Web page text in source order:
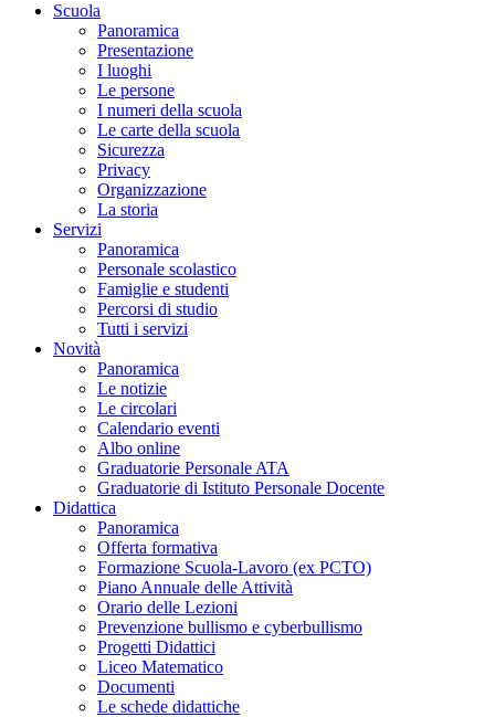
Scuola
Panoramica
Presentazione
I luoghi
Le persone
I numeri della scuola
Le carte della scuola
Sicurezza
Privacy
Organizzazione
La storia
Servizi
Panoramica
Personale scolastico
Famiglie e studenti
Percorsi di studio
Tutti i servizi
Novità
Panoramica
Le notizie
Le circolari
Calendario eventi
Albo online
Graduatorie Personale ATA
Graduatorie di Istituto Personale Docente
Didattica
Panoramica
Offerta formativa
Formazione Scuola-Lavoro (ex PCTO)
Piano Annuale delle Attività
Orario delle Lezioni
Prevenzione bullismo e cyberbullismo
Progetti Didattici
Liceo Matematico
Documenti
Le schede didattiche